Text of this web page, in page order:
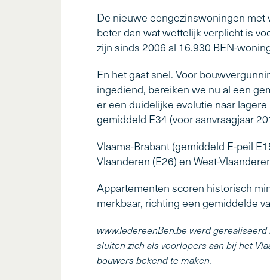
De nieuwe eengezinswoningen met
beter dan wat wettelijk verplicht is
zijn sinds 2006 al 16.930 BEN-
En het gaat snel. Voor
ingediend, bereiken we nu al een
er een duidelijke evolutie naar
gemiddeld E34 (voor aanvraagjaar
Vlaams-Brabant (gemiddeld E-peil
Vlaanderen (E26) en West-
Appartementen scoren historisch
merkbaar, richting een gemiddelde
www.IedereenBen.be werd gerealiseerd
sluiten zich als voorlopers aan bij het
bouwers bekend te maken.